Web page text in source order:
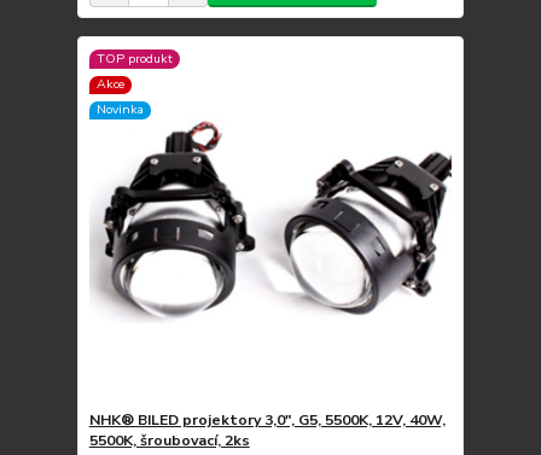
TOP produkt
Akce
Novinka
NHK® BILED projektory 3,0", G5, 5500K, 12V, 40W,
5500K, šroubovací, 2ks